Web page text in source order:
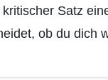
ob du dich